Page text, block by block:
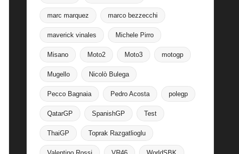
marc marquez marco bezzecchi
maverick vinales Michele Pirro
Misano Moto2 Moto3 motogp
Mugello Nicolò Bulega
Pecco Bagnaia Pedro Acosta polegp
QatarGP SpanishGP Test
ThaiGP Toprak Razgatlioglu